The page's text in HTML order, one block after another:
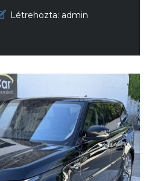
Létrehozta: admin